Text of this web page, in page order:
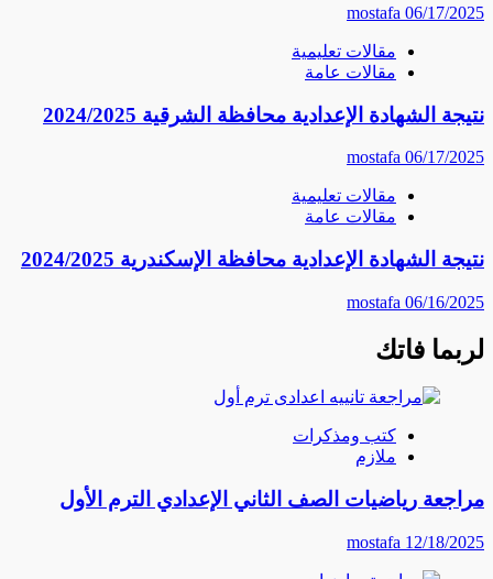
mostafa 06/17/2025
مقالات تعليمية
مقالات عامة
نتيجة الشهادة الإعدادية محافظة الشرقية 2024/2025
mostafa 06/17/2025
مقالات تعليمية
مقالات عامة
نتيجة الشهادة الإعدادية محافظة الإسكندرية 2024/2025
mostafa 06/16/2025
لربما فاتك
كتب ومذكرات
ملازم
مراجعة رياضيات الصف الثاني الإعدادي الترم الأول
mostafa 12/18/2025